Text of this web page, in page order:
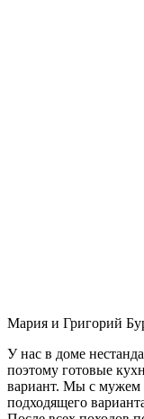
Мария и Григорий
У нас в доме
поэтому готовые
вариант. Мы с мужем
подходящего